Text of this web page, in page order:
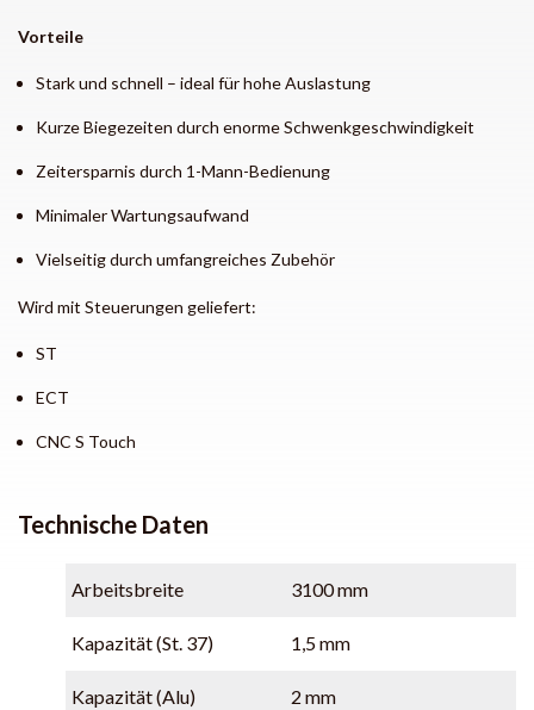
Vorteile
Stark und schnell – ideal für hohe Auslastung
Kurze Biegezeiten durch enorme Schwenkgeschwindigkeit
Zeitersparnis durch 1-Mann-Bedienung
Minimaler Wartungsaufwand
Vielseitig durch umfangreiches Zubehör
Wird mit Steuerungen geliefert:
ST
ECT
CNC S Touch
Technische Daten
Arbeitsbreite 3100 mm
Kapazität (St. 37) 1,5 mm
Kapazität (Alu) 2 mm